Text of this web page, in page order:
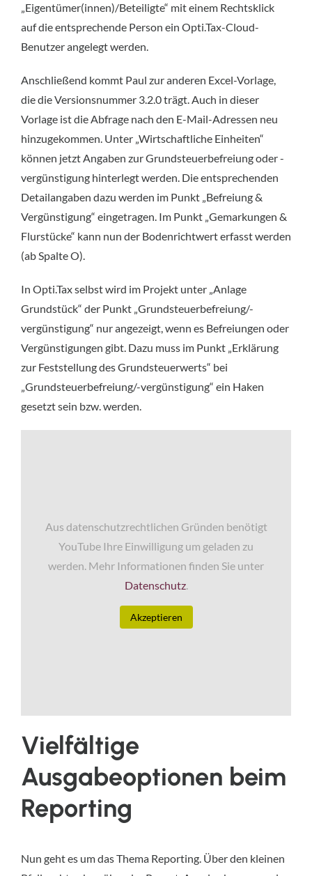
„Eigentümer(innen)/Beteiligte“ mit einem Rechtsklick
auf die entsprechende Person ein Opti.Tax-Cloud-
Benutzer angelegt werden.
Anschließend kommt Paul zur anderen Excel-Vorlage,
die die Versionsnummer 3.2.0 trägt. Auch in dieser
Vorlage ist die Abfrage nach den E-Mail-Adressen neu
hinzugekommen. Unter „Wirtschaftliche Einheiten“
können jetzt Angaben zur Grundsteuerbefreiung oder -
vergünstigung hinterlegt werden. Die entsprechenden
Detailangaben dazu werden im Punkt „Befreiung &
Vergünstigung“ eingetragen. Im Punkt „Gemarkungen &
Flurstücke“ kann nun der Bodenrichtwert erfasst werden
(ab Spalte O).
In Opti.Tax selbst wird im Projekt unter „Anlage
Grundstück“ der Punkt „Grundsteuerbefreiung/-
vergünstigung“ nur angezeigt, wenn es Befreiungen oder
Vergünstigungen gibt. Dazu muss im Punkt „Erklärung
zur Feststellung des Grundsteuerwerts“ bei
„Grundsteuerbefreiung/-vergünstigung“ ein Haken
gesetzt sein bzw. werden.
Aus datenschutzrechtlichen Gründen benötigt
YouTube Ihre Einwilligung um geladen zu
werden. Mehr Informationen finden Sie unter
Datenschutz.
Akzeptieren
Vielfältige
Ausgabeoptionen beim
Reporting
Nun geht es um das Thema Reporting. Über den kleinen